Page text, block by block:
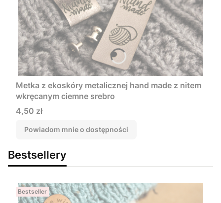
Metka z ekoskóry metalicznej hand made z nitem
wkręcanym ciemne srebro
Cena
4,50 zł
Powiadom mnie o dostępności
Bestsellery
Bestseller